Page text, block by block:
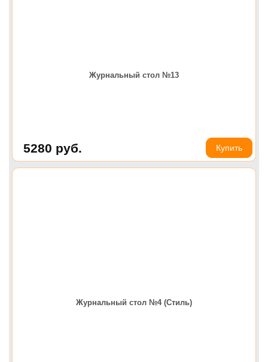
Журнальный стол №13
5280 руб. Купить
Журнальный стол №4 (Стиль)